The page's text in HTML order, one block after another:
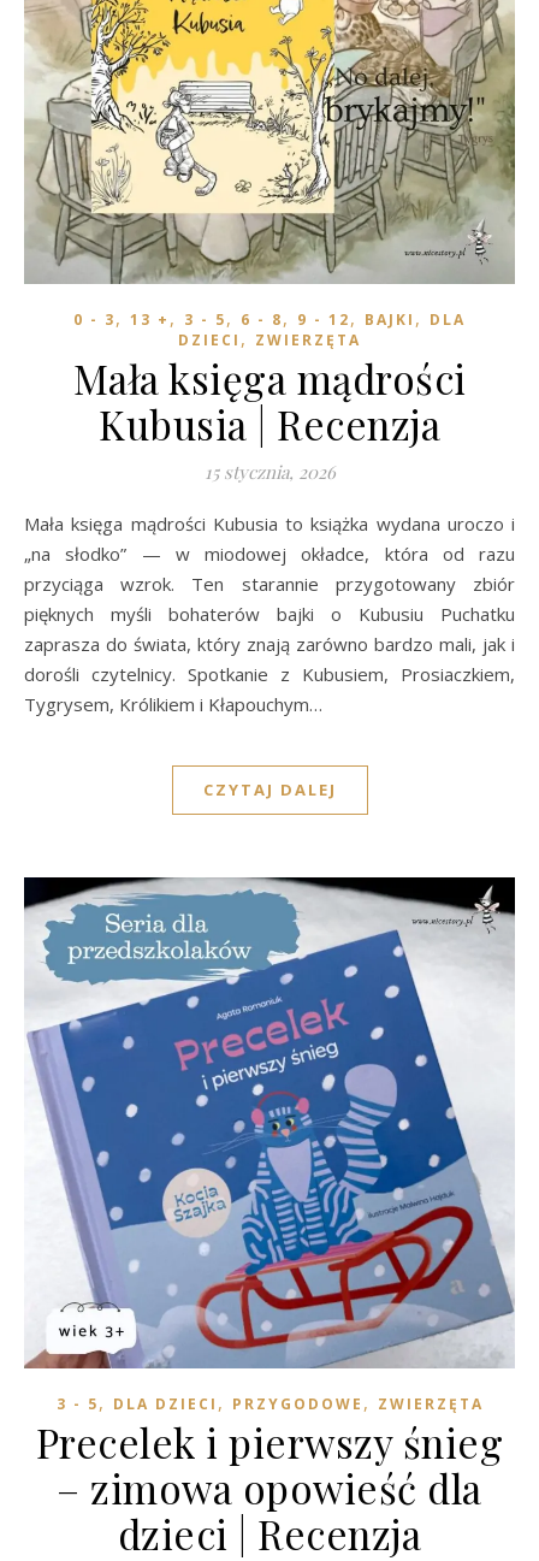
0 - 3, 13 + , 3 - 5, 6 - 8, 9 - 12, BAJKI , DLA
DZIECI , ZWIERZĘTA
Mała księga mądrości
Kubusia | Recenzja
15 stycznia, 2026
Mała księga mądrości Kubusia to książka wydana uroczo i
„na słodko” — w miodowej okładce, która od razu
przyciąga wzrok. Ten starannie przygotowany zbiór
pięknych myśli bohaterów bajki o Kubusiu Puchatku
zaprasza do świata, który znają zarówno bardzo mali, jak i
dorośli czytelnicy. Spotkanie z Kubusiem, Prosiaczkiem,
Tygrysem, Królikiem i Kłapouchym…
CZYTAJ DALEJ
3 - 5, DLA DZIECI , PRZYGODOWE , ZWIERZĘTA
Precelek i pierwszy śnieg
– zimowa opowieść dla
dzieci | Recenzja